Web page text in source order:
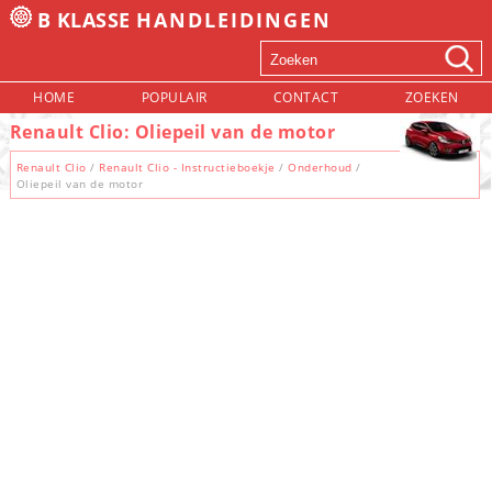
B KLASSE HANDLEIDINGEN
HOME POPULAIR CONTACT ZOEKEN
Renault Clio: Oliepeil van de motor
Renault Clio / Renault Clio - Instructieboekje /Onderhoud /
Oliepeil van de motor